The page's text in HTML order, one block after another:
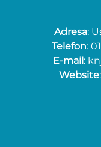
Adresa:
Telefon:
E-mail:
Website